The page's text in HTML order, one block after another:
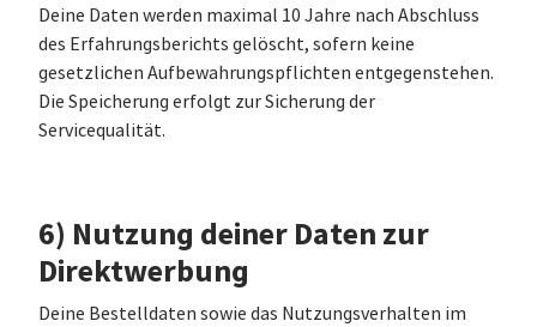
Deine Daten werden maximal 10 Jahre nach Abschluss
des Erfahrungsberichts gelöscht, sofern keine
gesetzlichen Aufbewahrungspflichten entgegenstehen.
Die Speicherung erfolgt zur Sicherung der
Servicequalität.
6) Nutzung deiner Daten zur
Direktwerbung
Deine Bestelldaten sowie das Nutzungsverhalten im